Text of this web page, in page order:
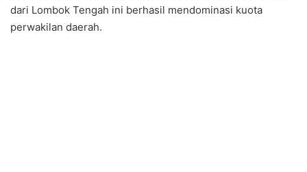
dari Lombok Tengah ini berhasil mendominasi kuota
perwakilan daerah.